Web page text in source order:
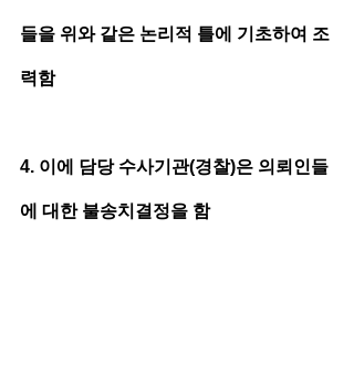
들을 위와 같은 논리적 틀에 기초하여 조
력함
4. 이에 담당 수사기관(경찰)은 의뢰인들
에 대한 불송치결정을 함